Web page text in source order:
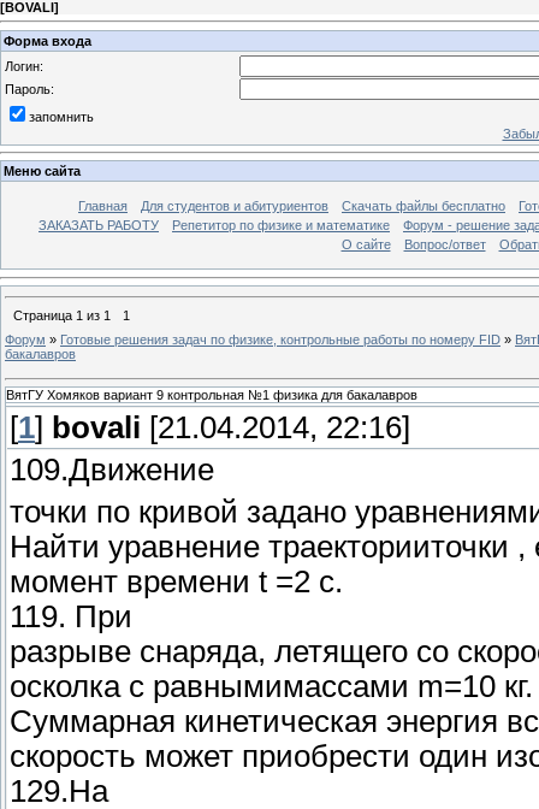
[BOVALI]
Форма входа
Логин:
Пароль:
запомнить
Меню сайта
Главная Для студентов и абитуриентов Скачать файлы бесплатно
ЗАКАЗАТЬ РАБОТУ
Репетитор по физике и математике
Форум - решение
О сайте
Вопрос/ответ
Страница 1 из 1
1
Форум » Готовые решения задач по физике, контрольные работы по номеру FID »
бакалавров
ВятГУ Хомяков вариант 9 контрольная №1 физика для бакалавров
[1] bovali [21.04.2014, 22:16]
109.Движение
точки по кривой задано
Найти уравнение траекторииточки ,
момент времени t =2 с.
119. При
разрыве снаряда, летящего со
осколка с равнымимассами m=10 кг.
Суммарная кинетическая энергия
скорость может приобрести один
129.На